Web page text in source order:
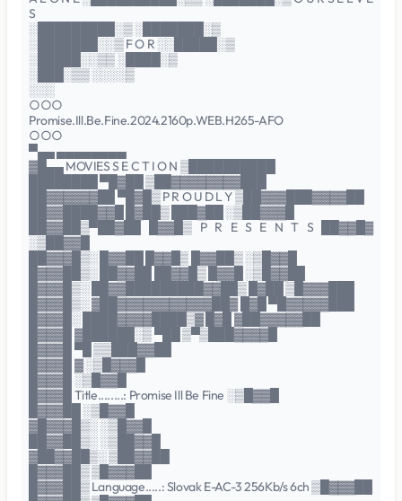
S
░█████████░▒ ░███████░▒
░███████░░▒ F O R ░░█████░▒
░█████░░▒▒ ░████░▒
░███░▒▒ ░░░░▒
░░░
○○○
Promise.Ill.Be.Fine.2024.2160p.WEB.H265-AFO
○○○
▀▄▄ ▄▄▄▄▄▄▄▄
▓█▄▄ MOVIES S E C T I O N ▒██████████
████████ ▀█▓██ ▒██▓▓▓▓▓▓▓▓███
██▓▓▓▓▓▓██ ▀█▓█▒ P R O U D L Y ▒██▓▓▓███▓▓▓▓██
██▓▓████▓▓█ █▓██▒ ███▓██ ░▒██▓▓▓█
██▓▓██▒▀██▓██ █▓▓█▒ P R E S E N T S ██▓▓█▓
░▒██▓▓█
██▓▓▓█▒░ █▓▓██ █▓▓█▒ █▓▓██▒ ░▒█▓▓█
█▓▓▓██▒░ ██▓▓██ ██▓▓█▒ █▓▓█ ░▒█▓▓██
█▓▓▓█▒░ ██▓▓█████████▓▓██▒ █▓██ ▒█▓▓▓███
█▓▓▓█▒░ ▓██▓▓▓▓▓▓▓▓▓▓▓██▓ █▓█ ▀█▓▓▓▓▓███
█▓▓▓█░ ████▓▓▓▓████▒▓ █▓█ ▓██▓▓▓▓▓██
█▓▓▓█ ▓██████░▒ ▀██ ▒▀▒███▓▓▓▓█
█▓▓▓█ ▀█ ▒▒███▓▓██
█▓▓▓█ ▓ ░▒█▓▓▓█
█▓▓▓█ ░▒█▓▓█
█▓▓▓█ Title........: Promise Ill Be Fine ░▒█▓▓█
█▓▓▓██ ░▒█▓▓█
▓█▓▓▓█▒░ ░▒█▓▓█
██▓▓██▒░ ░▒██▓▓█
▓██▓▓██▒░ ▒██▓▓██
█▓▓▓██▒ ▒█▓▓▓██
█▓▓▓██▒ Language.....: Slovak E-AC-3 256Kb/s 6ch ▒█▓▓▓██